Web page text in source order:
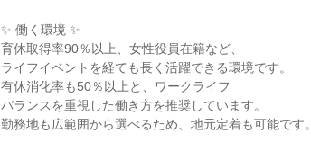
✨ 働く環境 ✨
育休取得率90％以上、女性役員在籍など、
ライフイベントを経ても長く活躍できる環境です。
有休消化率も50％以上と、ワークライフ
バランスを重視した働き方を推奨しています。
勤務地も広範囲から選べるため、地元定着も可能です。